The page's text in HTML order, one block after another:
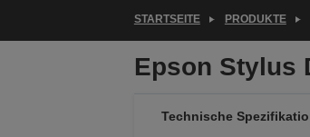
STARTSEITE PRODUKTE
Epson Stylus
Technische